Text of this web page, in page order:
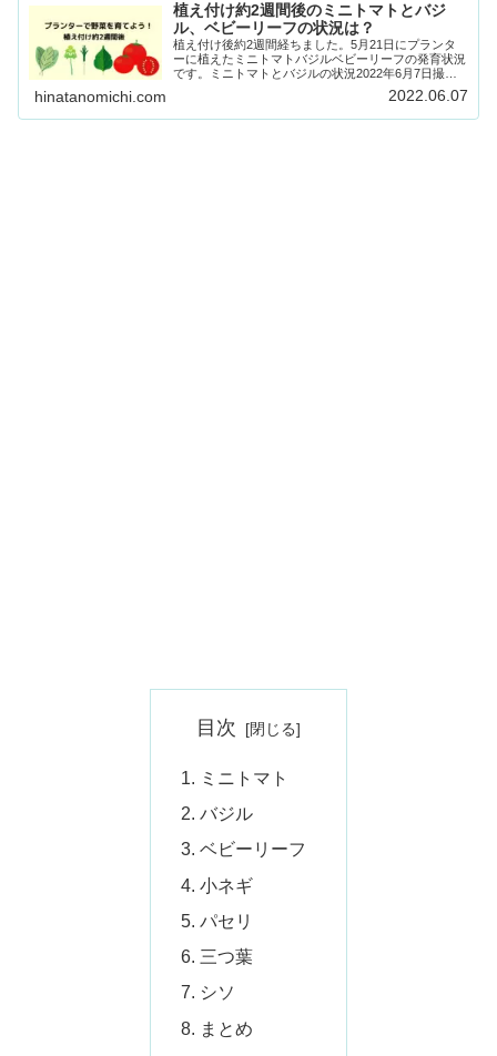
植え付け約2週間後のミニトマトとバジ
ル、ベビーリーフの状況は？
植え付け後約2週間経ちました。5月21日にプランタ
ーに植えたミニトマトバジルベビーリーフの発育状況
です。ミニトマトとバジルの状況2022年6月7日撮
影 ミニトマトとバジルプランターの隅に有機肥料を
与えました。ミニトマトミニトマトは高さ約43...
hinatanomichi.com 2022.06.07
目次
ミニトマト
バジル
ベビーリーフ
小ネギ
パセリ
三つ葉
シソ
まとめ